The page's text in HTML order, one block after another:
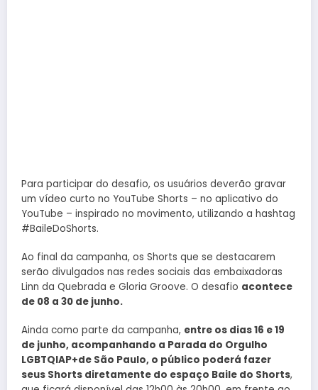
Para participar do desafio, os usuários deverão gravar
um vídeo curto no YouTube Shorts – no aplicativo do
YouTube – inspirado no movimento, utilizando a hashtag
#BaileDoShorts.
Ao final da campanha, os Shorts que se destacarem
serão divulgados nas redes sociais das embaixadoras
Linn da Quebrada e Gloria Groove. O desafio acontece
de 08 a 30 de junho.
Ainda como parte da campanha, entre os dias 16 e 19
de junho, acompanhando a Parada do Orgulho
LGBTQIAP+de São Paulo, o público poderá fazer
seus Shorts diretamente do espaço Baile do Shorts,